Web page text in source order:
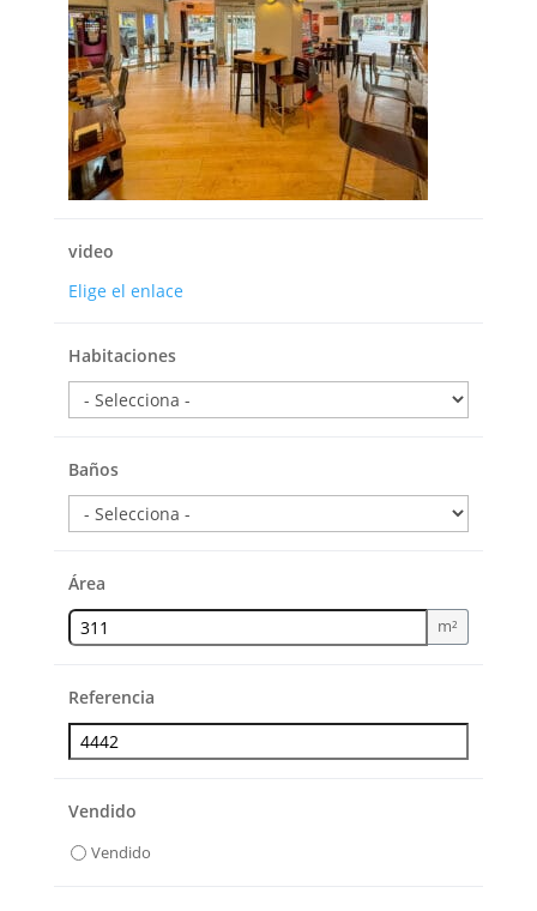
video
Elige el enlace
Habitaciones
Baños
Área
m²
Referencia
Vendido
Vendido